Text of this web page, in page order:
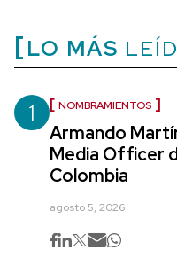
LO MÁS
1 NOMBRAMIENTOS
Armando
Media Officer
Colombia
agosto 5, 2026